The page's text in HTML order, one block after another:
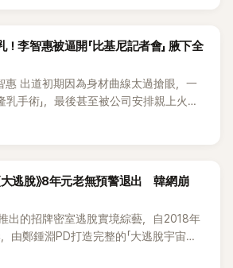
李智惠被逼開「比基尼記者會」 腋下全
惠 出道初期因為身材曲線太過搶眼，一
乳手術」，最後甚至被公司安排親上火
泳裝記者會」澄清。這場記者會後來還被
綜藝節目《我的經紀人太難搞－秘書
作與育兒的演藝圈代表「媽媽群」——李智
以第13位「My Star」身分登場，分享最真
開始，李瑞鎮 率先與李智惠會合，兩人
鬆。聊到最近的新聞，李瑞鎮突然直球
了？說妳去做整形？是人中縮短手術嗎？」
大逃脫》8年元老無預警退出 韓網崩
推出的招牌密室逃脫實境綜藝，自2018年
由鄭鍾淵PD打造完整的「大逃脫宇宙
腦劇情、電影級場景與龐大世界觀，累積